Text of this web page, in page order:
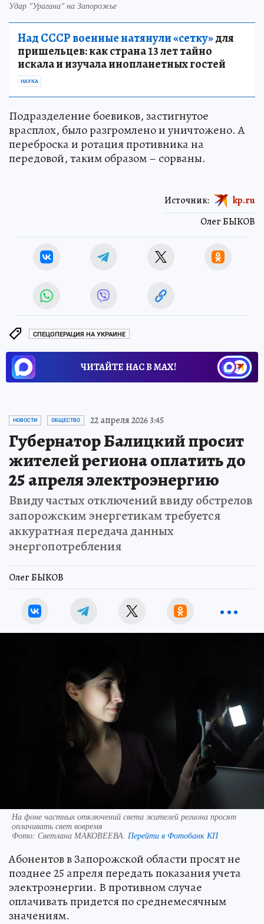
Удар "Урагана" на Запорожье
Над СССР военные натянули «сетку»для
пришельцев: как страна 13 лет тайно
искала и изучала инопланетных гостей
НАУКА
Подразделение боевиков, застигнутое
врасплох, было разгромлено и уничтожено. А
переброска и ротация противника на
передовой, таким образом – сорваны.
Олег БЫКОВ
Источник: kp.ru
СПЕЦОПЕРАЦИЯ НА УКРАИНЕ
ЧИТАЙТЕ НАС В МАХ!
НОВОСТИ ОБЩЕСТВО 22 апреля 2026 3:45
Губернатор Балицкий просит
жителей региона оплатить до
25 апреля электроэнергию
Ввиду частых отключений ввиду обстрелов
запорожским энергетикам требуется
аккуратная передача данных
энергопотребления
Олег БЫКОВ
На фоне частных отключений света жителей региона просят
оплачивать свет вовремя
Фото: Светлана МАКОВЕЕВА. Перейти в Фотобанк КП
Абонентов в Запорожской области просят не
позднее 25 апреля передать показания учета
электроэнергии. В противном случае
оплачивать придется по среднемесячным
значениям.